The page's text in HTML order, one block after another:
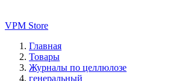
VPM Store
Главная
Товары
Журналы по целлюлозе
генеральный